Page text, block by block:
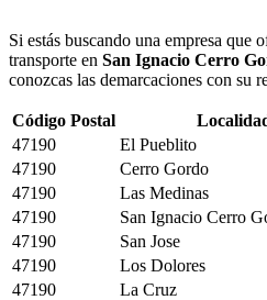
Si estás buscando una empresa que
transporte en San Ignacio Cerro
conozcas las demarcaciones con su
Código Postal
47190
El Pueblito
47190
Cerro Gordo
47190
Las Medinas
47190
San Ignacio Cerro
47190
San Jose
47190
Los Dolores
47190
La Cruz